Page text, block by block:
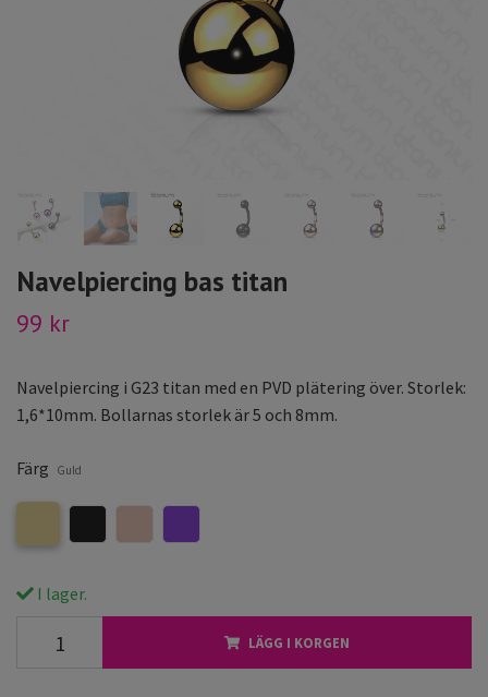
Navelpiercing bas titan
99 kr
Navelpiercing i G23 titan med en PVD plätering över. Storlek:
1,6*10mm. Bollarnas storlek är 5 och 8mm.
Färg Guld
I lager.
LÄGG I KORGEN